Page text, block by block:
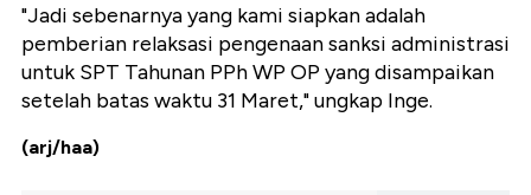
"Jadi sebenarnya yang kami siapkan adalah
pemberian relaksasi pengenaan sanksi administrasi
untuk SPT Tahunan PPh WP OP yang disampaikan
setelah batas waktu 31 Maret," ungkap Inge.
(arj/haa)